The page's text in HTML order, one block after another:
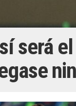
será